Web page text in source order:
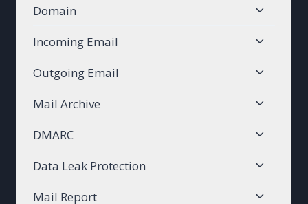
menu
Domain
Toggle
menu
Incoming Email
Toggle
menu
Outgoing Email
Toggle
menu
Mail Archive
Toggle
menu
DMARC
Toggle
menu
Data Leak Protection
Toggle
menu
Mail Report
Toggle